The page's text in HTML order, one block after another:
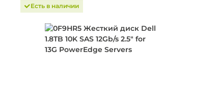
Есть в наличии